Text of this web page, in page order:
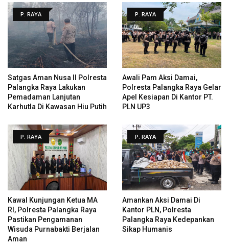
P. RAYA
Satgas Aman Nusa II Polresta
Palangka Raya Lakukan
Pemadaman Lanjutan
Karhutla Di Kawasan Hiu Putih
P. RAYA
Awali Pam Aksi Damai,
Polresta Palangka Raya Gelar
Apel Kesiapan Di Kantor PT.
PLN UP3
P. RAYA
Kawal Kunjungan Ketua MA
RI, Polresta Palangka Raya
Pastikan Pengamanan
Wisuda Purnabakti Berjalan
Aman
P. RAYA
Amankan Aksi Damai Di
Kantor PLN, Polresta
Palangka Raya Kedepankan
Sikap Humanis